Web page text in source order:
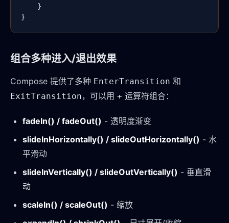
    }
}
组合多种进入/退出效果
Compose 提供了多种 EnterTransition 和
ExitTransition，可以用 + 运算符组合：
fadeIn() / fadeOut() - 透明度渐变
slideInHorizontally() / slideOutHorizontally() - 水
平滑动
slideInVertically() / slideOutVertically() - 垂直滑
动
scaleIn() / scaleOut() - 缩放